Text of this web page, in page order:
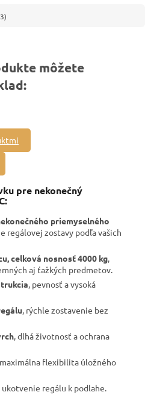
môžete
pre nekonečný
priemyselného
regálovej zostavy podľa vašich
celková nosnosť 4000 kg
aj ťažkých predmetov.
, pevnosť a vysoká
, rýchle zostavenie bez
, dlhá životnosť a ochrana
, maximálna flexibilita úložného
ukotvenie regálu k podlahe.